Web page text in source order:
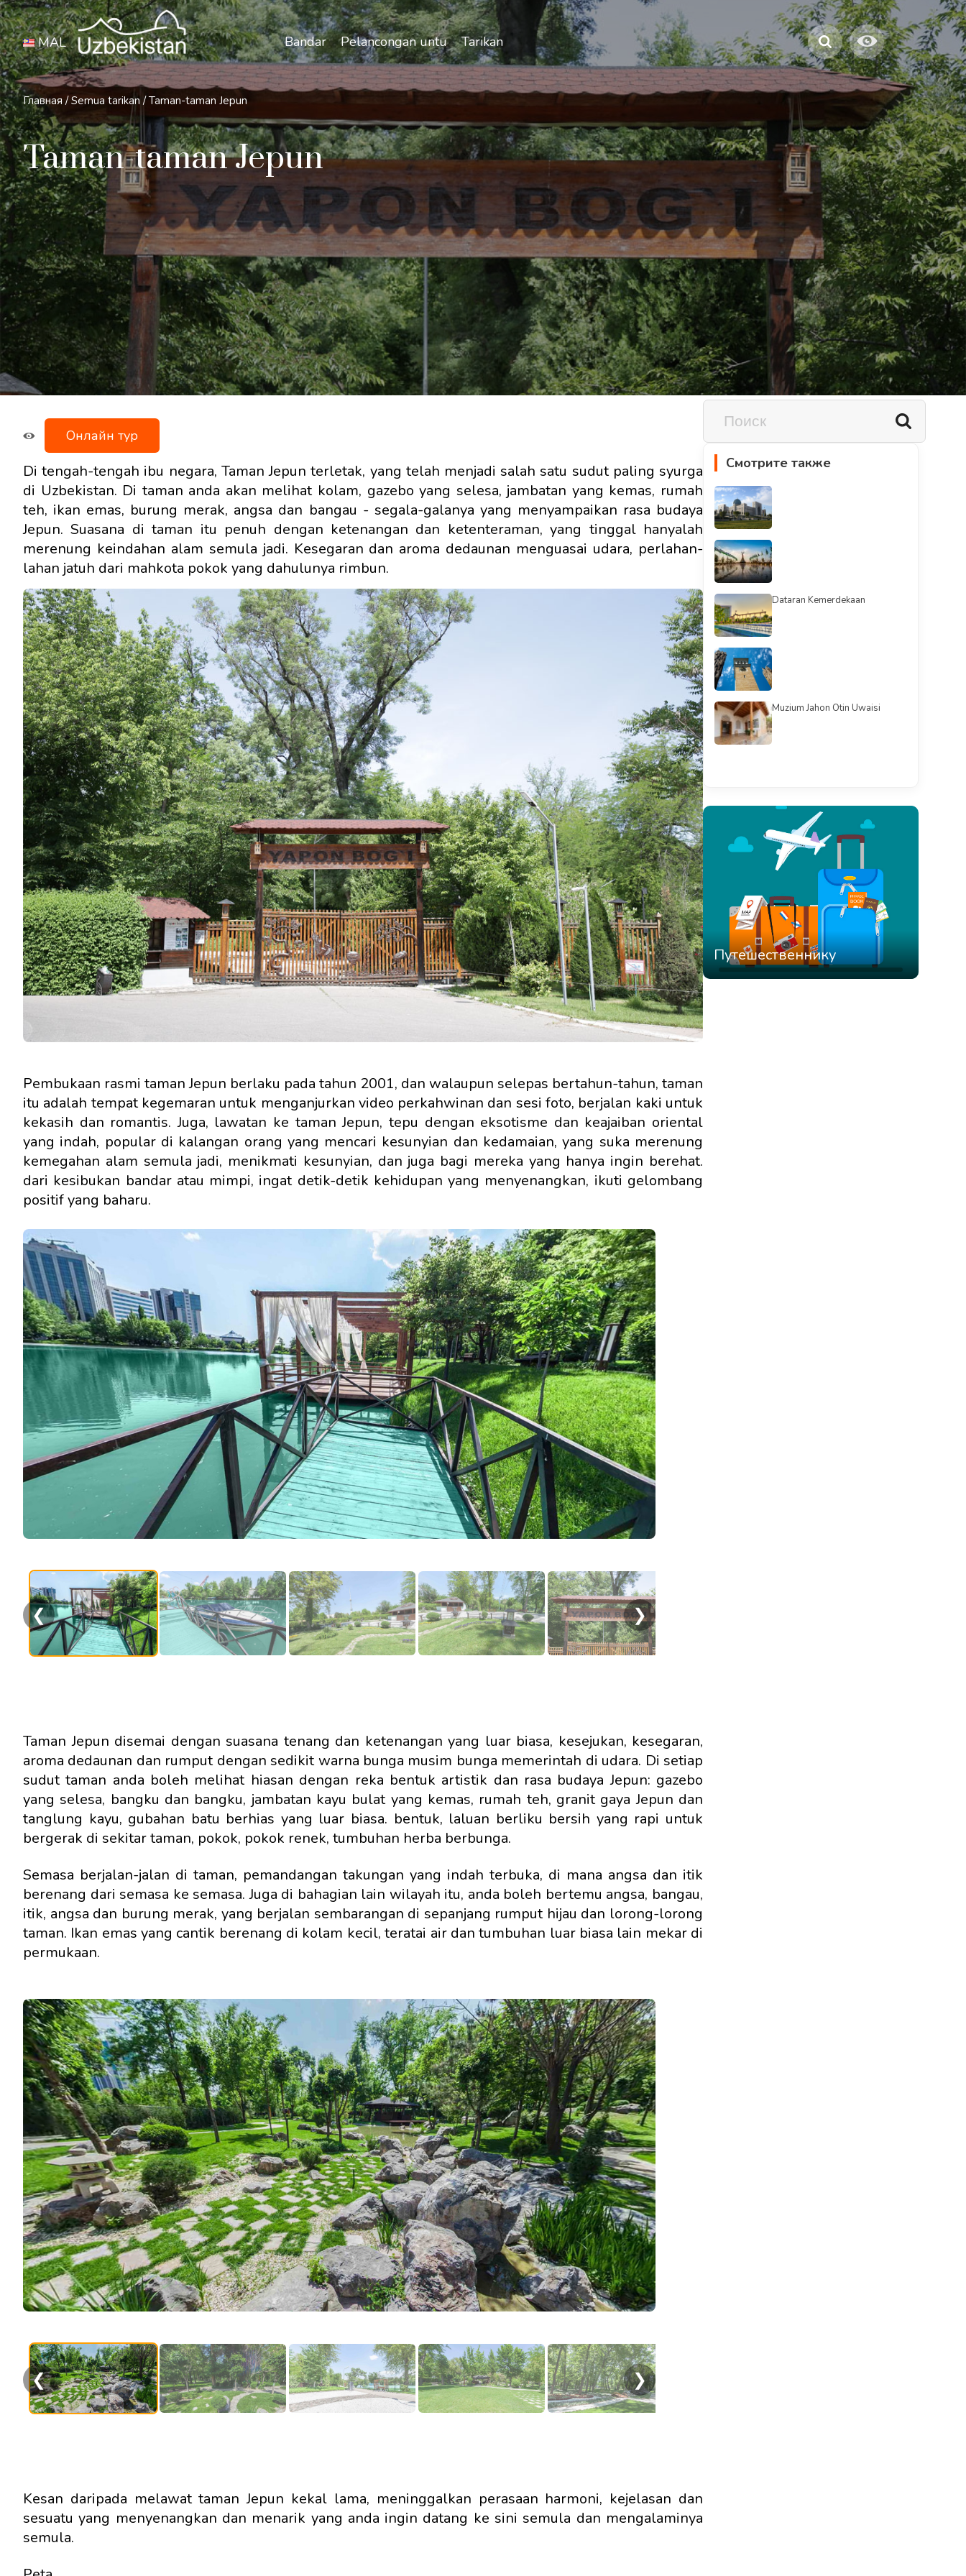
Bandar Pelancongan untuk semua
Tarikan
MAL
Главная / Semua tarikan / Taman-taman Jepun
Taman-taman Jepun
Di tengah-tengah ibu negara, Taman Jepun terletak, yang telah menjadi salah satu sudut paling syurga
di Uzbekistan. Di taman anda akan melihat kolam, gazebo yang selesa, jambatan yang kemas, rumah
teh, ikan emas, burung merak, angsa dan bangau - segala-galanya yang menyampaikan rasa budaya
Jepun. Suasana di taman itu penuh dengan ketenangan dan ketenteraman, yang tinggal hanyalah
merenung keindahan alam semula jadi. Kesegaran dan aroma dedaunan menguasai udara, perlahan-
lahan jatuh dari mahkota pokok yang dahulunya rimbun.
Pembukaan rasmi taman Jepun berlaku pada tahun 2001, dan walaupun selepas bertahun-tahun, taman
itu adalah tempat kegemaran untuk menganjurkan video perkahwinan dan sesi foto, berjalan kaki untuk
kekasih dan romantis. Juga, lawatan ke taman Jepun, tepu dengan eksotisme dan keajaiban oriental
yang indah, popular di kalangan orang yang mencari kesunyian dan kedamaian, yang suka merenung
kemegahan alam semula jadi, menikmati kesunyian, dan juga bagi mereka yang hanya ingin berehat.
dari kesibukan bandar atau mimpi, ingat detik-detik kehidupan yang menyenangkan, ikuti gelombang
positif yang baharu.
❮ ❯
Taman Jepun disemai dengan suasana tenang dan ketenangan yang luar biasa, kesejukan, kesegaran,
aroma dedaunan dan rumput dengan sedikit warna bunga musim bunga memerintah di udara. Di setiap
sudut taman anda boleh melihat hiasan dengan reka bentuk artistik dan rasa budaya Jepun: gazebo
yang selesa, bangku dan bangku, jambatan kayu bulat yang kemas, rumah teh, granit gaya Jepun dan
tanglung kayu, gubahan batu berhias yang luar biasa. bentuk, laluan berliku bersih yang rapi untuk
bergerak di sekitar taman, pokok, pokok renek, tumbuhan herba berbunga.
Semasa berjalan-jalan di taman, pemandangan takungan yang indah terbuka, di mana angsa dan itik
berenang dari semasa ke semasa. Juga di bahagian lain wilayah itu, anda boleh bertemu angsa, bangau,
itik, angsa dan burung merak, yang berjalan sembarangan di sepanjang rumput hijau dan lorong-lorong
taman. Ikan emas yang cantik berenang di kolam kecil, teratai air dan tumbuhan luar biasa lain mekar di
permukaan.
❮ ❯
Kesan daripada melawat taman Jepun kekal lama, meninggalkan perasaan harmoni, kejelasan dan
sesuatu yang menyenangkan dan menarik yang anda ingin datang ke sini semula dan mengalaminya
semula.
Онлайн тур
Смотрите также
Dataran Kemerdekaan
Muzium Jahon Otin Uwaisi
Путешественнику